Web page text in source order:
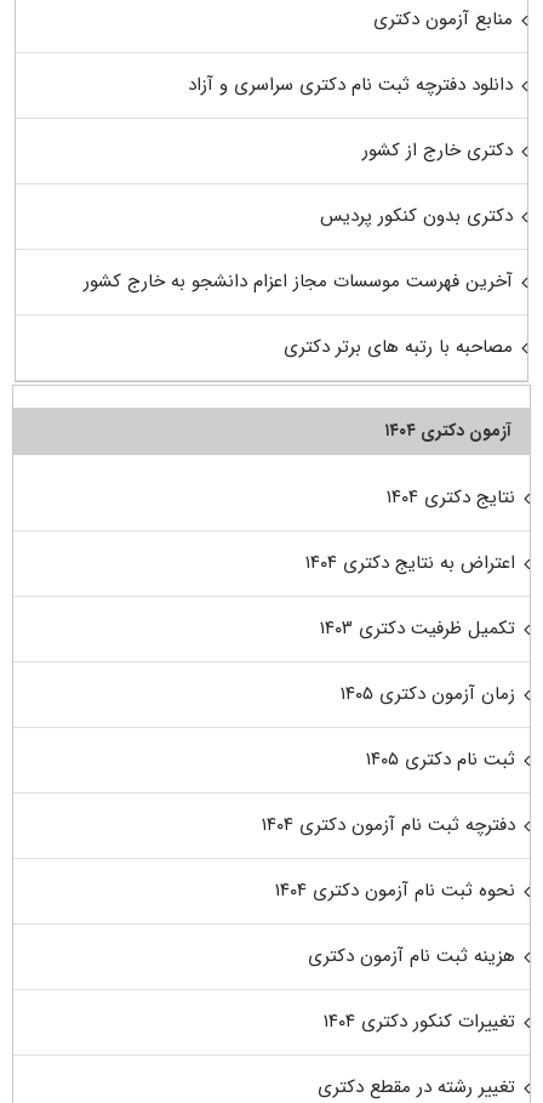
منابع آزمون دکتری
دانلود دفترچه ثبت نام دکتری سراسری و آزاد
دکتری خارج از کشور
دکتری بدون کنکور پردیس
آخرین فهرست موسسات مجاز اعزام دانشجو به خارج کشور
مصاحبه با رتبه های برتر دکتری
آزمون دکتری ۱۴۰۴
نتایج دکتری ۱۴۰۴
اعتراض به نتایج دکتری ۱۴۰۴
تکمیل ظرفیت دکتری ۱۴۰۳
زمان آزمون دکتری ۱۴۰۵
ثبت نام دکتری ۱۴۰۵
دفترچه ثبت نام آزمون دکتری ۱۴۰۴
نحوه ثبت نام آزمون دکتری ۱۴۰۴
هزینه ثبت نام آزمون دکتری
تغییرات کنکور دکتری ۱۴۰۴
تغییر رشته در مقطع دکتری